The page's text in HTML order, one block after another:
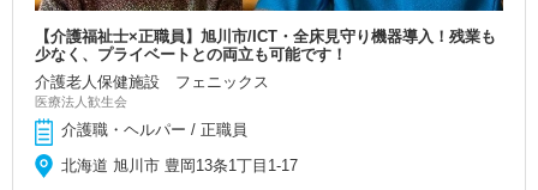
【介護福祉士×正職員】旭川市/ICT・全床見守り機器導入！残業も
少なく、プライベートとの両立も可能です！
介護老人保健施設 フェニックス
医療法人歓生会
介護職・ヘルパー / 正職員
北海道 旭川市 豊岡13条1丁目1-17